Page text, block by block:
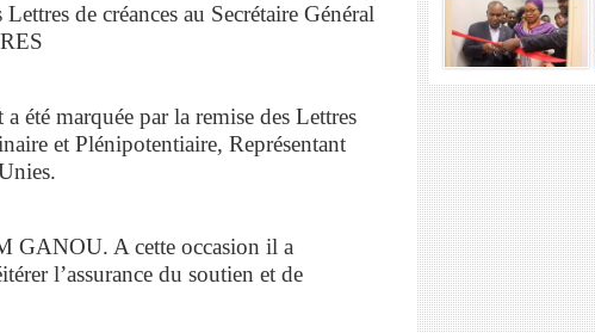
de créances au Secrétaire Général
été marquée par la remise des Lettres
et Plénipotentiaire, Représentant
GANOU. A cette occasion il a
l’assurance du soutien et de